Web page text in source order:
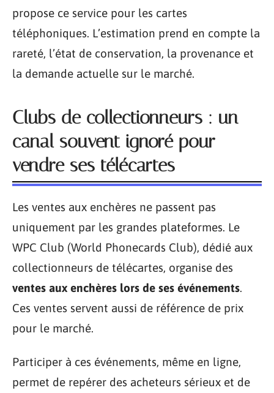
propose ce service pour les cartes
téléphoniques. L’estimation prend en compte la
rareté, l’état de conservation, la provenance et
la demande actuelle sur le marché.
Clubs de collectionneurs : un
canal souvent ignoré pour
vendre ses télécartes
Les ventes aux enchères ne passent pas
uniquement par les grandes plateformes. Le
WPC Club (World Phonecards Club), dédié aux
collectionneurs de télécartes, organise des
ventes aux enchères lors de ses événements.
Ces ventes servent aussi de référence de prix
pour le marché.
Participer à ces événements, même en ligne,
permet de repérer des acheteurs sérieux et de